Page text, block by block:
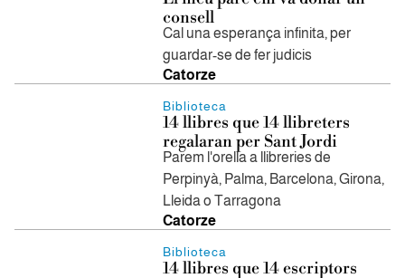
consell
Cal una esperança infinita, per
guardar-se de fer judicis
Catorze
Biblioteca
14 llibres que 14 llibreters
regalaran per Sant Jordi
Parem l'orella a llibreries de
Perpinyà, Palma, Barcelona, Girona,
Lleida o Tarragona
Catorze
Biblioteca
14 llibres que 14 escriptors